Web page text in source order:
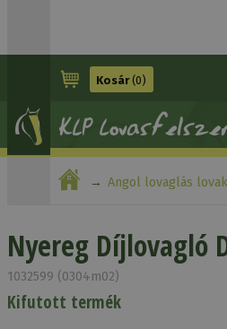
Kosár(0)
Angol lovaglás
Nyereg Díjlovagló
1032599 (0304m02)
Kifutott termék